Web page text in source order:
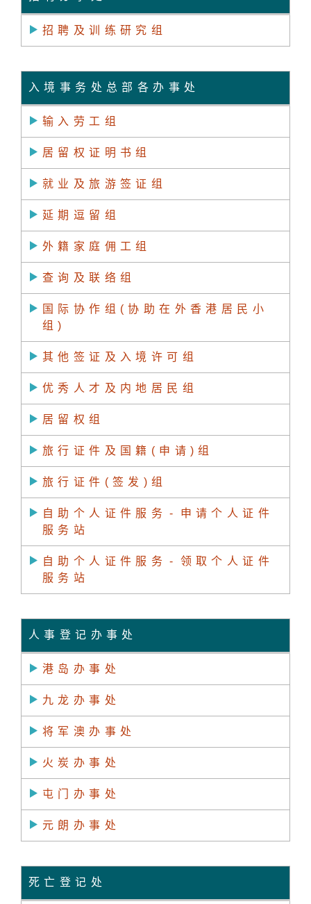
招聘及训练研究组
入境事务处总部各办事处
输入劳工组
居留权证明书组
就业及旅游签证组
延期逗留组
外籍家庭佣工组
查询及联络组
国际协作组(协助在外香港居民小
组)
其他签证及入境许可组
优秀人才及内地居民组
居留权组
旅行证件及国籍(申请)组
旅行证件(签发)组
自助个人证件服务 - 申请个人证件
服务站
自助个人证件服务 - 领取个人证件
服务站
人事登记办事处
港岛办事处
九龙办事处
将军澳办事处
火炭办事处
屯门办事处
元朗办事处
死亡登记处